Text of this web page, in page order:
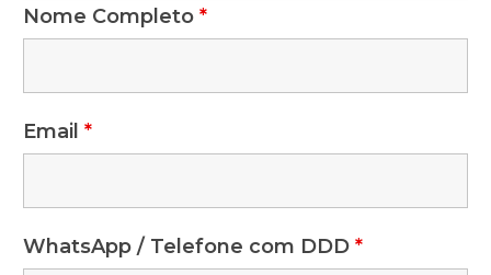
Nome Completo *
Email *
WhatsApp / Telefone com DDD *